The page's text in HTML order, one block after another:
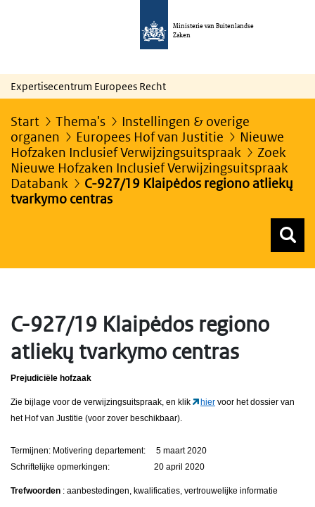
Ministerie van Buitenlandse
Zaken
Expertisecentrum Europees Recht
Start Thema's
Instellingen & overige
organen
Europees Hof van Justitie
Nieuwe
Hofzaken Inclusief Verwijzingsuitspraak
Zoek
Nieuwe Hofzaken Inclusief Verwijzingsuitspraak
Databank
C-927/19 Klaipėdos regiono atliekų
tvarkymo centras
C-927/19 Klaipėdos regiono
atliekų tvarkymo centras
Prejudiciële hofzaak
Zie bijlage voor de verwijzingsuitspraak, en klik hier voor het dossier van
het Hof van Justitie (voor zover beschikbaar).
Termijnen: Motivering departement: 5 maart 2020
Schriftelijke opmerkingen: 20 april 2020
Trefwoorden : aanbestedingen, kwalificaties, vertrouwelijke informatie